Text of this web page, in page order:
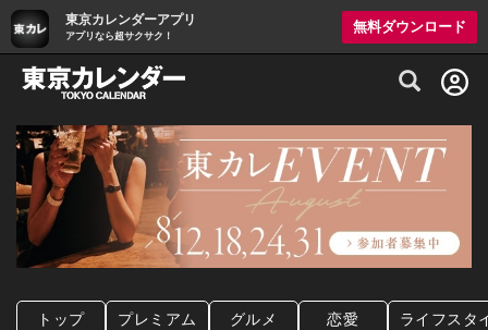
東京カレンダーアプリ
アプリなら超サクサク！
無料ダウンロード
グルメ情報・プレミアムレストラン予約
トップ プレミアム グルメ 恋愛 ライフスタ